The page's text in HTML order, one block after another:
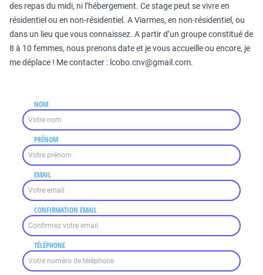
des repas du midi, ni l’hébergement. Ce stage peut se vivre en
résidentiel ou en non-résidentiel. A Viarmes, en non-résidentiel, ou
dans un lieu que vous connaissez. A partir d’un groupe constitué de
8 à 10 femmes, nous prenons date et je vous accueille ou encore, je
me déplace ! Me contacter : lcobo.cnv@gmail.com.
NOM
PRÉNOM
EMAIL
CONFIRMATION EMAIL
TÉLÉPHONE